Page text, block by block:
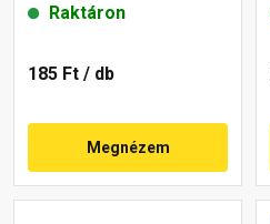
Raktáron
185 Ft / db
Megnézem